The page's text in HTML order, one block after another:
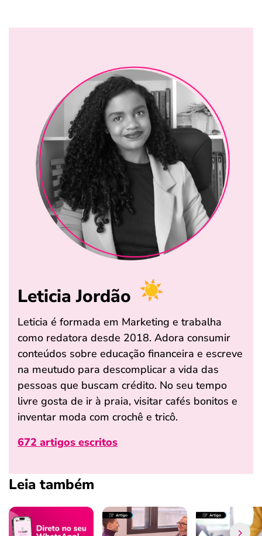
Leticia Jordão
Leticia é formada em Marketing e trabalha
como redatora desde 2018. Adora consumir
conteúdos sobre educação financeira e escreve
na meutudo para descomplicar a vida das
pessoas que buscam crédito. No seu tempo
livre gosta de ir à praia, visitar cafés bonitos e
inventar moda com crochê e tricô.
672 artigos escritos
Leia também